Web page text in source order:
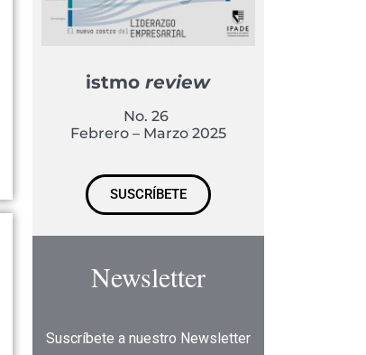
istmoreview
No. 26
Febrero – Marzo 2025
SUSCRÍBETE
Newsletter
Suscríbete a nuestro Newsletter